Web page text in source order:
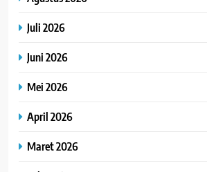
Juli 2026
Juni 2026
Mei 2026
April 2026
Maret 2026